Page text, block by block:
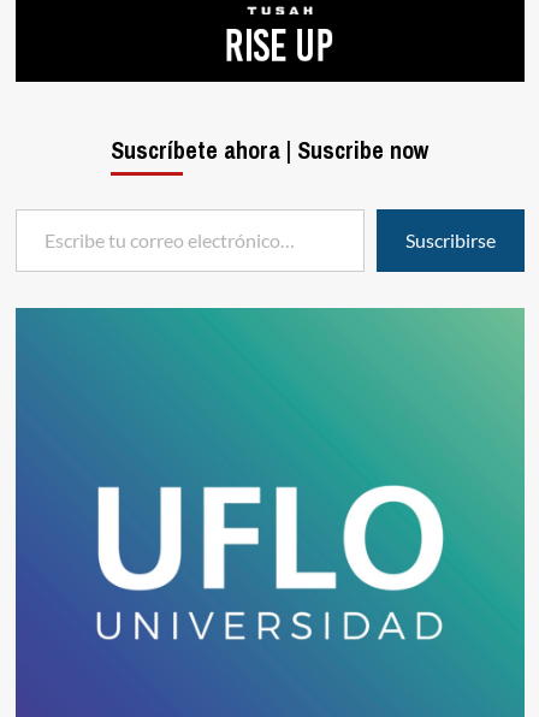
Suscríbete ahora | Suscribe now
Escribe tu correo electrónico…
Suscribirse